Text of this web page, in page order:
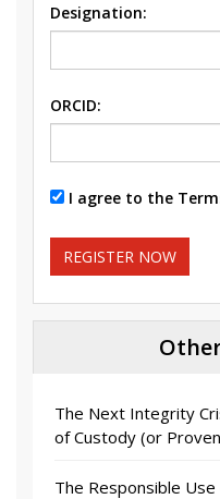
Designation:
ORCID:
I agree to the
REGISTER NOW
The Next Integrity
of Custody (or
The Responsible